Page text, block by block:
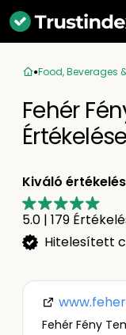
Food, Beverages
Fehér
Kiváló értékelés
5.0 | 179
Hitelesített
Fehér Fény